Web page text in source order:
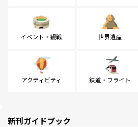
イベント・観戦 世界遺産
アクティビティ 鉄道・フライト
新刊ガイドブック